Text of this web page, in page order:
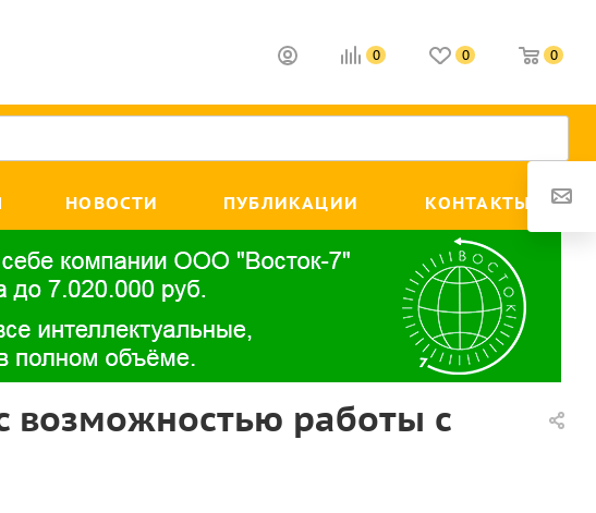
0 0 0
НОВОСТИ ПУБЛИКАЦИИ КОНТАКТЫ
возможностью работы с